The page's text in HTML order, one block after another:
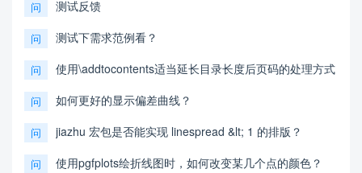
问 测试反馈
问 测试下需求范例看？
问 使用\addtocontents适当延长目录长度后页码的处理方式
问 如何更好的显示偏差曲线？
问 jiazhu 宏包是否能实现 linespread &lt; 1 的排版？
问 使用pgfplots绘折线图时，如何改变某几个点的颜色？